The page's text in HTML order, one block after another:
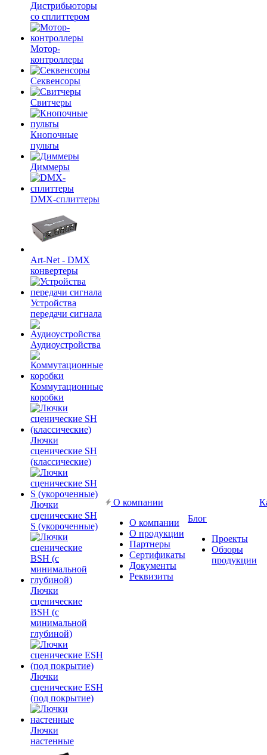
Дистрибьюторы
со сплиттером
Мотор-
контроллеры
Секвенсоры
Свитчеры
Кнопочные
пульты
Диммеры
DMX-сплиттеры
Art-Net - DMX
конвертеры
Устройства
передачи сигнала
Аудиоустройства
Коммутационные
коробки
Лючки
сценические SH
(классические)
Лючки
сценические SH
S (укороченные)
Лючки
сценические
BSH (с
минимальной
глубиной)
Лючки
сценические ESH
(под покрытие)
Лючки
настенные
О компании
О компании
О продукции
Партнеры
Сертификаты
Документы
Реквизиты
Блог
Проекты
Обзоры
продукции